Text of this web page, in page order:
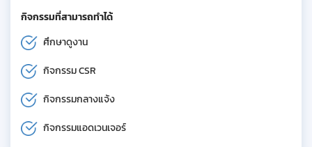
กิจกรรมที่สามารถทำได้
ศึกษาดูงาน
กิจกรรม CSR
กิจกรรมกลางแจ้ง
กิจกรรมแอดเวนเจอร์